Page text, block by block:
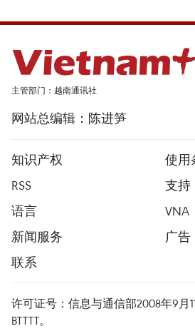
主管部门：越南通讯社
网站总编辑：陈进笋
知识产权
使用
RSS
支持
语言
VNA
新闻服务
广告
联系
许可证号：信息与通信部2008年9月
BTTTT。